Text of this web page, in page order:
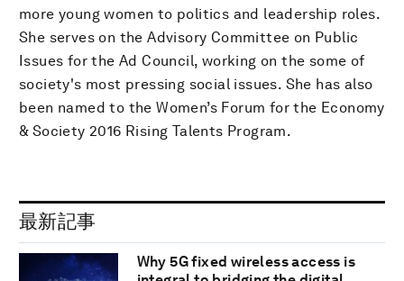
more young women to politics and leadership roles.
She serves on the Advisory Committee on Public
Issues for the Ad Council, working on the some of
society's most pressing social issues. She has also
been named to the Women’s Forum for the Economy
& Society 2016 Rising Talents Program.
最新記事
Why 5G fixed wireless access is